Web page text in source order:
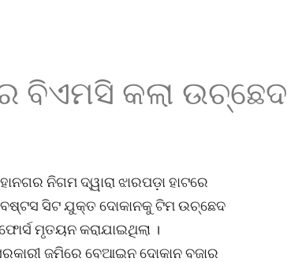
ବିଏମସି କଲା ଉଚ୍ଛେଦ
ନିଗମ ଦ୍ୱାରା ଝାରପଡ଼ା ହାଟରେ
ସିଟ ଯୁକ୍ତ ଦୋକାନକୁ ଟିମ ଉଚ୍ଛେଦ
ମୃତୟନ କରାଯାଇଥିଲା ।
ଜମିରେ ବେଆଇନ ଦୋକାନ ବଜାର